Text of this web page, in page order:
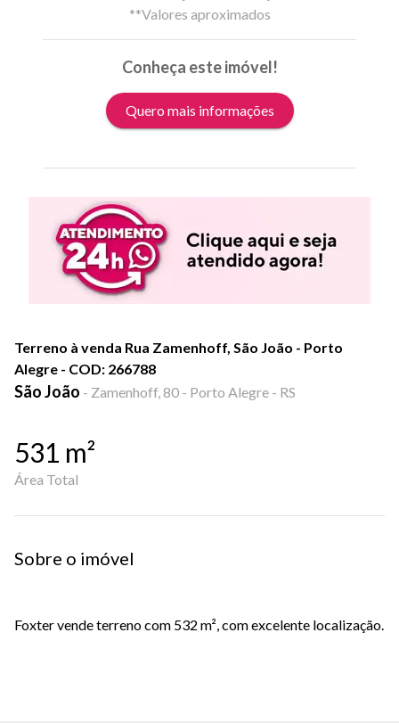
**Valores aproximados
Conheça este imóvel!
Quero mais informações
Terreno à venda Rua Zamenhoff, São João - Porto
Alegre - COD: 266788
São João - Zamenhoff, 80 - Porto Alegre - RS
531 m²
Área Total
Sobre o imóvel
Foxter vende terreno com 532 m², com excelente localização.